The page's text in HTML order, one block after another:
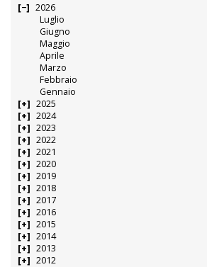
2026
Luglio
Giugno
Maggio
Aprile
Marzo
Febbraio
Gennaio
2025
2024
2023
2022
2021
2020
2019
2018
2017
2016
2015
2014
2013
2012